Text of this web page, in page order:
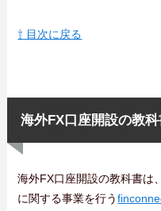
⇧ 目次に戻る
海外FX口座開設の教
海外FX口座開設の教科書は
に関する事業を行う